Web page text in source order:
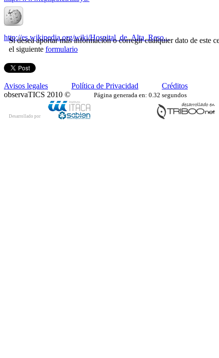
http://es.wikipedia.org/wiki/Hospital_de_Alta_Reso...
Si desea aportar más información o corregir cualquier dato de este
el siguiente formulario
Avisos legales Política de Privacidad
Créditos
observaTICS 2010 ©
Página generada en: 0.32 segundos
Desarrollado por